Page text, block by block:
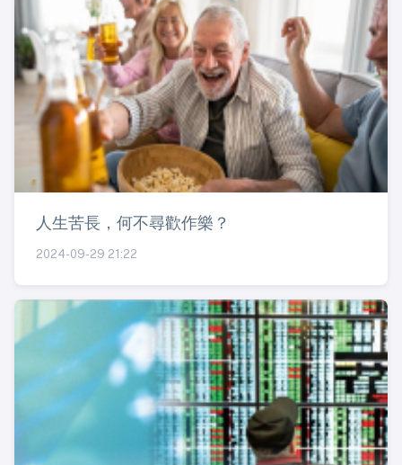
人生苦長，何不尋歡作樂？
2024-09-29 21:22